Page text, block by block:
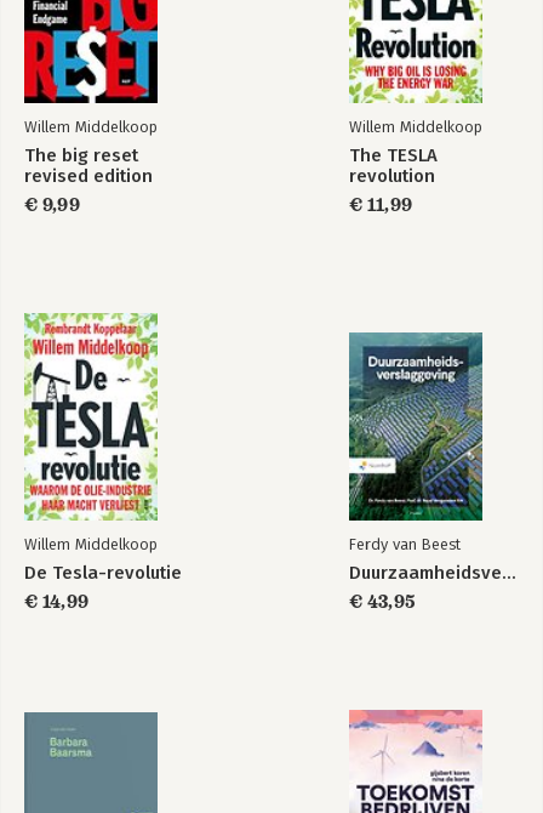
Patronen van
bedrog
The TESLA
revolution
Bekijk alle boeken
Willem Middelkoop
The big reset
revised edition
€ 9,99
Willem Middelkoop
The TESLA
revolution
€ 11,99
Willem Middelkoop
De Tesla-revolutie
€ 14,99
Ferdy van Beest
Duurzaamheidsverslaggeving
€ 43,95